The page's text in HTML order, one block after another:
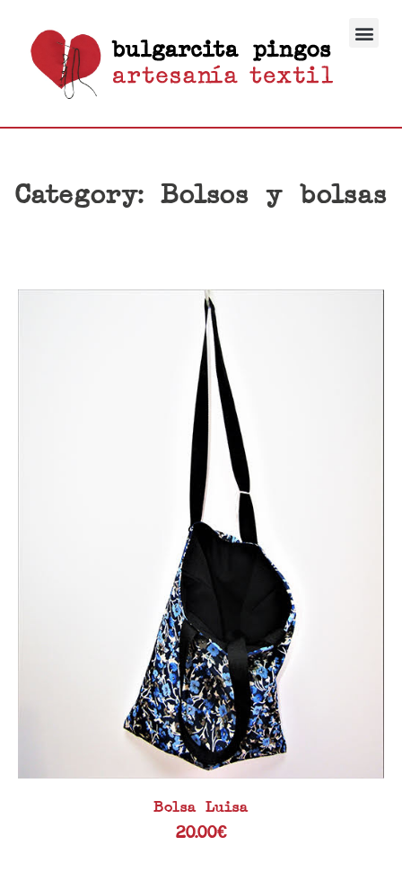
Category: Bolsos y bolsas
Bolsa Luisa
20.00€